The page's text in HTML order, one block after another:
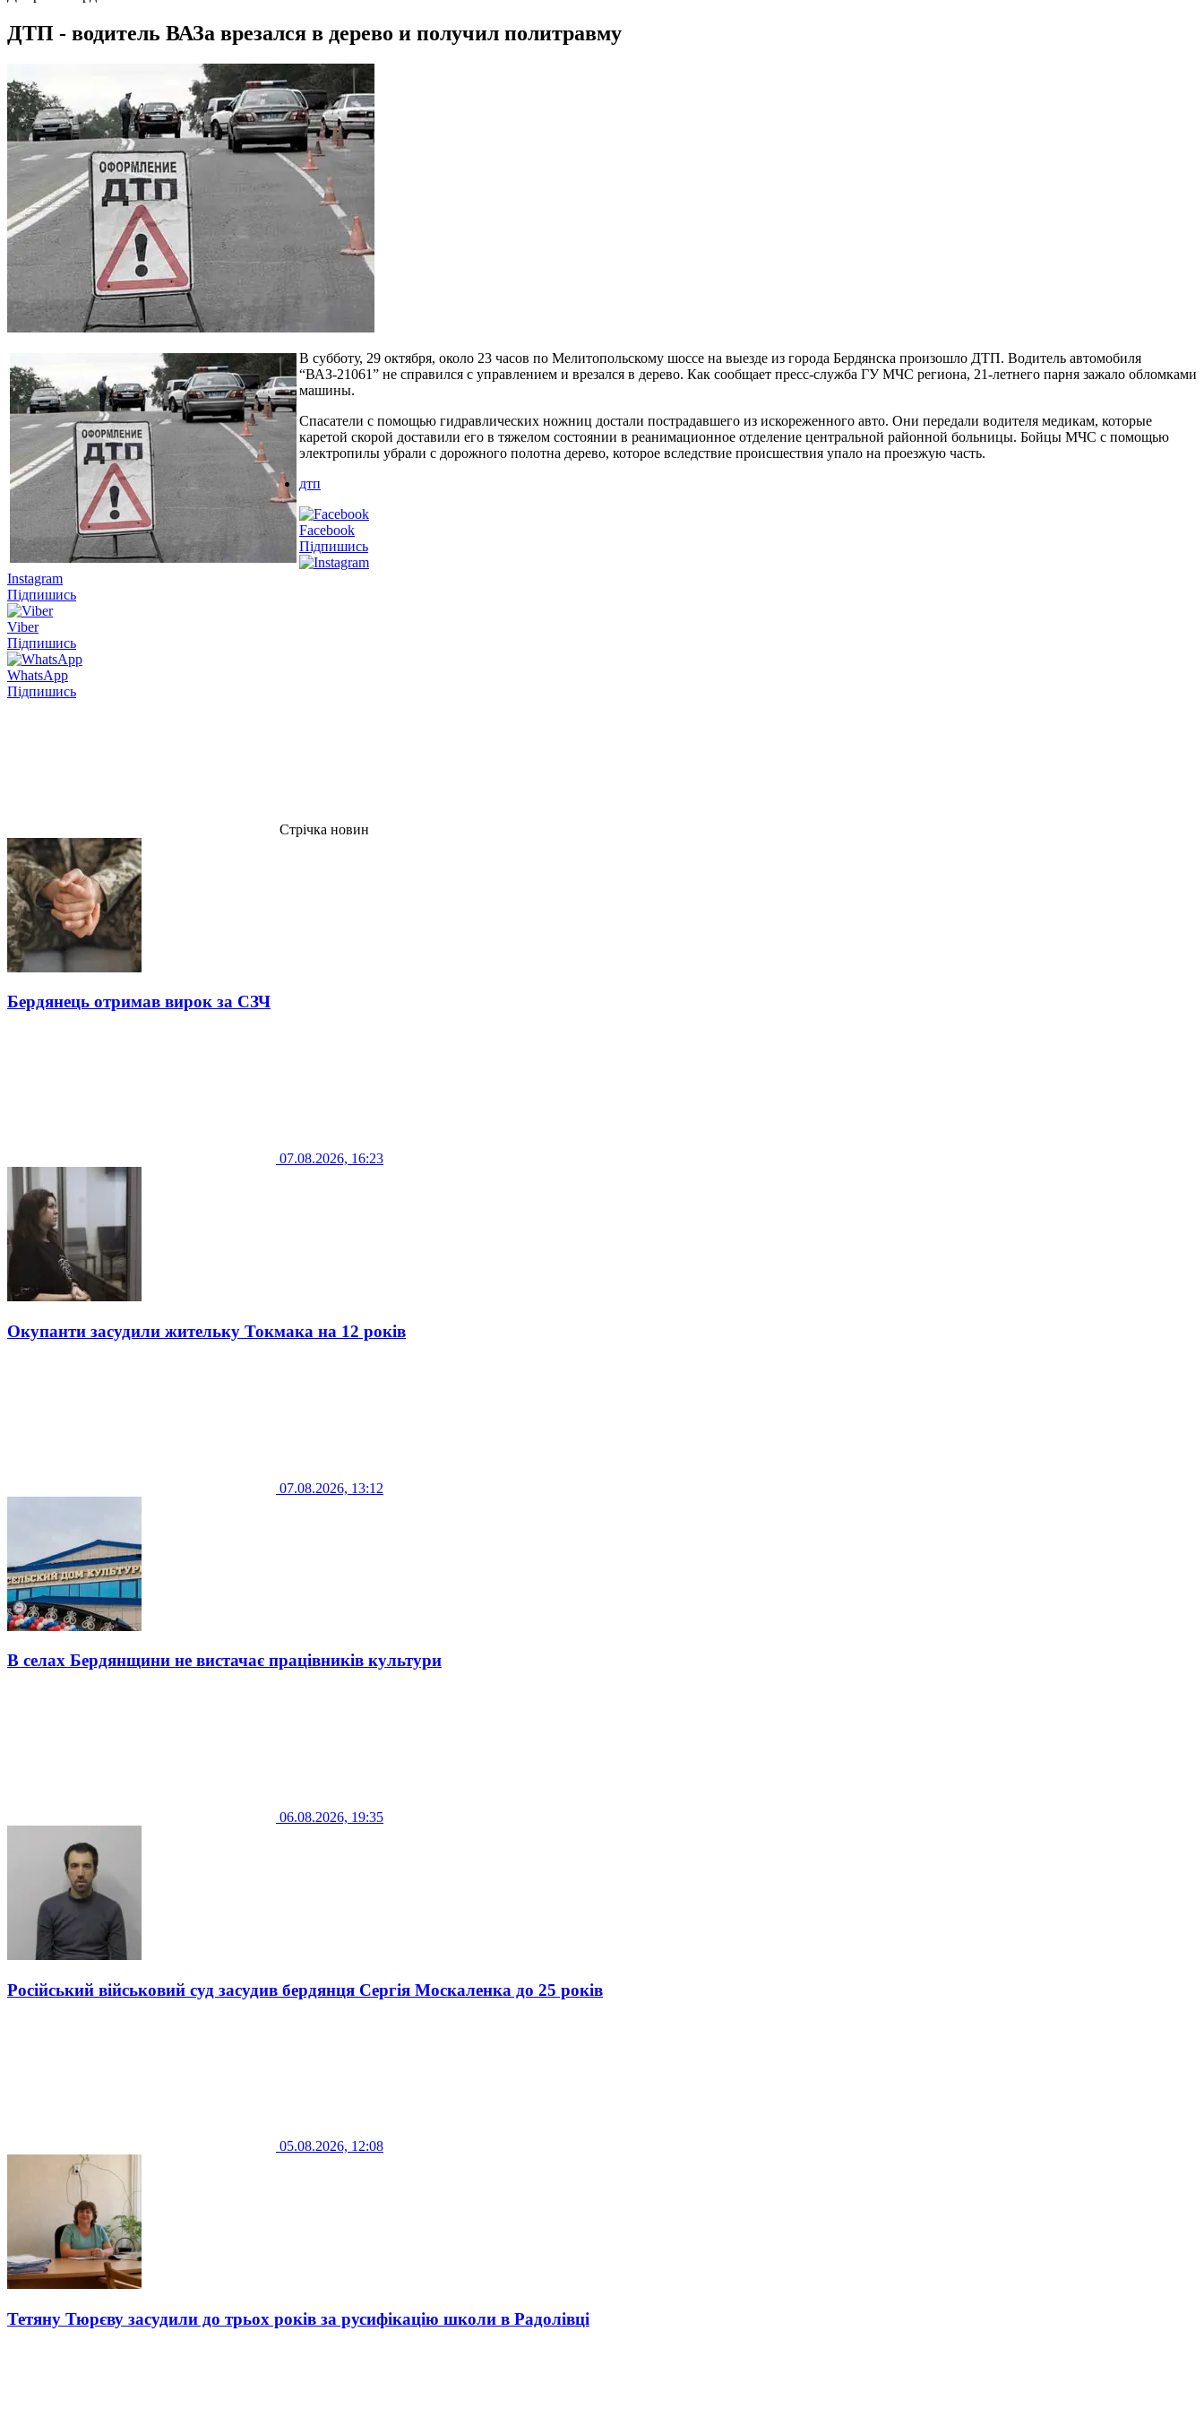
ДТП - водитель ВАЗа врезался в дерево и получил политравму
В субботу, 29 октября, около 23 часов по Мелитопольскому шоссе на выезде из города Бердянска произошло ДТП. Водитель автомобиля
“ВАЗ-21061” не справился с управлением и врезался в дерево. Как сообщает пресс-служба ГУ МЧС региона, 21-летнего парня зажало обломками
машины.
Спасатели с помощью гидравлических ножниц достали пострадавшего из искореженного авто. Они передали водителя медикам, которые
каретой скорой доставили его в тяжелом состоянии в реанимационное отделение центральной районной больницы. Бойцы МЧС с помощью
электропилы убрали с дорожного полотна дерево, которое вследствие происшествия упало на проезжую часть.
дтп
Facebook
Підпишись
Instagram
Підпишись
Viber
Підпишись
WhatsApp
Підпишись
Стрічка новин
Бердянець отримав вирок за СЗЧ
07.08.2026, 16:23
Окупанти засудили жительку Токмака на 12 років
07.08.2026, 13:12
В селах Бердянщини не вистачає працівників культури
06.08.2026, 19:35
Російський військовий суд засудив бердянця Сергія Москаленка до 25 років
05.08.2026, 12:08
Тетяну Тюрєву засудили до трьох років за русифікацію школи в Радолівці